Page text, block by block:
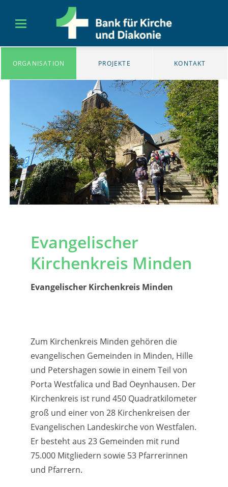
ORGANISATION PROJEKTE KONTAKT
Evangelischer
Kirchenkreis Minden
Evangelischer Kirchenkreis Minden
Zum Kirchenkreis Minden gehören die
evangelischen Gemeinden in Minden, Hille
und Petershagen sowie in einem Teil von
Porta Westfalica und Bad Oeynhausen. Der
Kirchenkreis ist rund 450 Quadratkilometer
groß und einer von 28 Kirchenkreisen der
Evangelischen Landeskirche von Westfalen.
Er besteht aus 23 Gemeinden mit rund
75.000 Mitgliedern sowie 53 Pfarrerinnen
und Pfarrern.